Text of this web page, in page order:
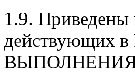
1.9. Приведены
действующих